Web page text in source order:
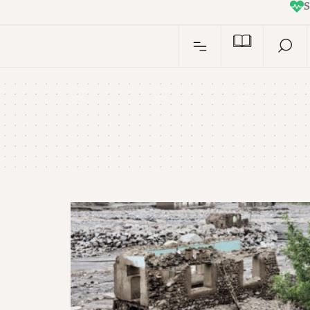
n
I